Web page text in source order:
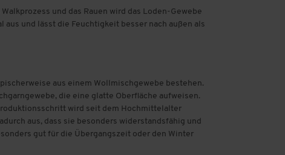
und das Rauen wird das Loden-Gewebe
und lässt die Feuchtigkeit besser nach außen als
aus einem Wollmischgewebe bestehen.
die eine glatte Oberfläche aufweisen.
wird seit dem Hochmittelalter
aus, dass sie besonders widerstandsfähig und
gut für die Übergangszeit oder den Winter